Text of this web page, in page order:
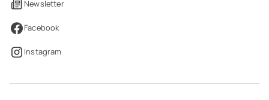
Newsletter
Facebook
Instagram